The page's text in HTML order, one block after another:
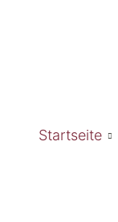
Startseite